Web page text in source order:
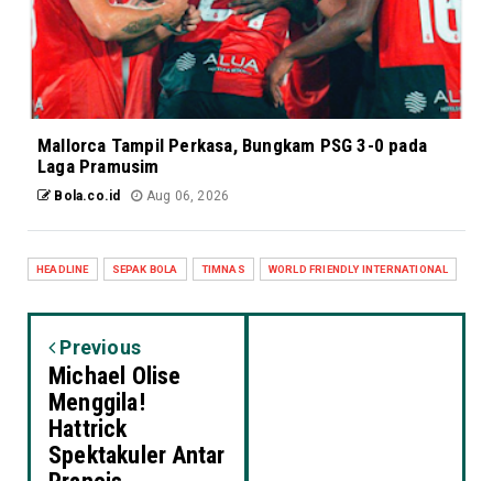
Mallorca Tampil Perkasa, Bungkam PSG 3-0 pada
Laga Pramusim
Bola.co.id Aug 06, 2026
HEADLINE SEPAK BOLA TIMNAS WORLD FRIENDLY INTERNATIONAL
Previous
Michael Olise
Menggila!
Hattrick
Spektakuler Antar